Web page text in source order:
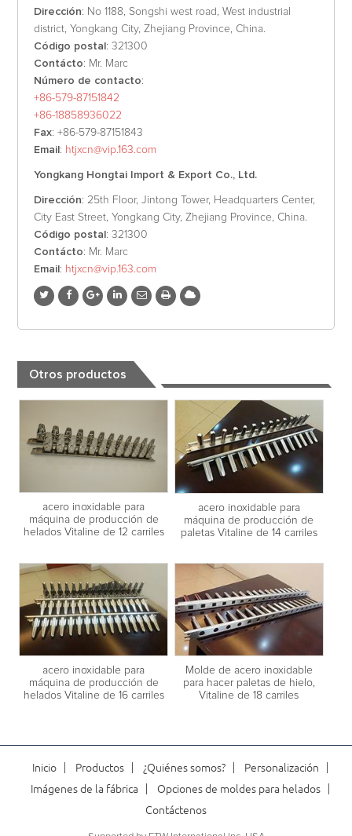
Dirección: No 1188, Songshi west road, West industrial
district, Yongkang City, Zhejiang Province, China.
Código postal : 321300
Contácto: Mr. Marc
Número de contacto:
+86-579-87151842
+86-18858936022
Fax: +86-579-87151843
Email : htjxcn@vip.163.com
Yongkang Hongtai Import & Export Co., Ltd.
Dirección: 25th Floor, Jintong Tower, Headquarters Center,
City East Street, Yongkang City, Zhejiang Province, China.
Código postal : 321300
Contácto: Mr. Marc
Email : htjxcn@vip.163.com
Otros productos
acero inoxidable para
máquina de producción de
helados Vitaline de 12 carriles
acero inoxidable para
máquina de producción de
paletas Vitaline de 14 carriles
acero inoxidable para
máquina de producción de
helados Vitaline de 16 carriles
Molde de acero inoxidable
para hacer paletas de hielo,
Vitaline de 18 carriles
Inicio Productos ¿Quiénes somos?
Personalización
Imágenes de la fábrica
Opciones de moldes para helados
Contáctenos